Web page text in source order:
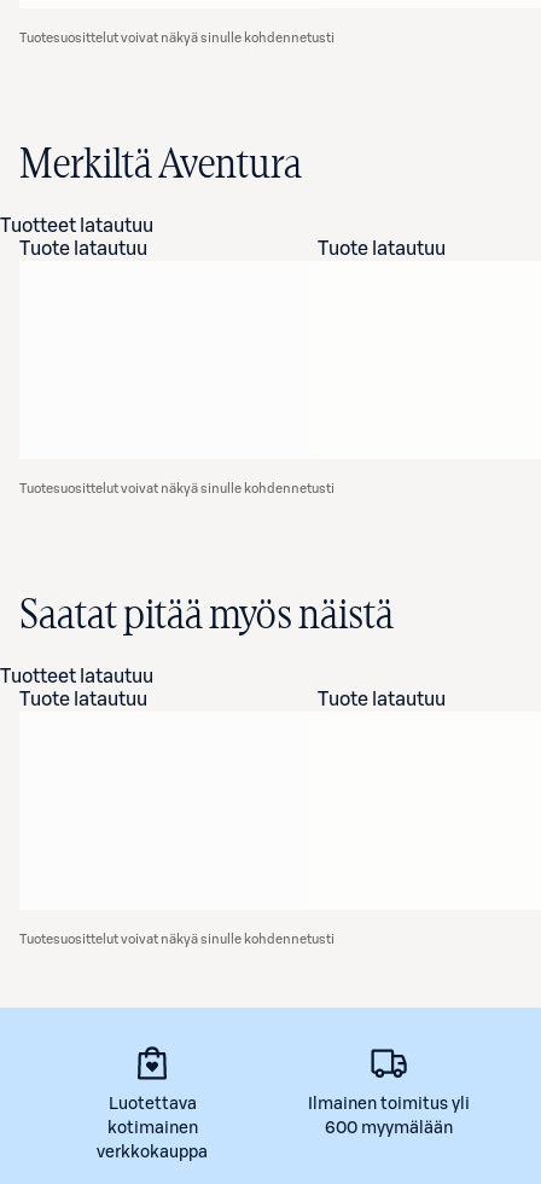
Tuotesuosittelut voivat näkyä sinulle kohdennetusti
Merkiltä Aventura
Tuotteet latautuu
Tuote latautuu
Tuote latautuu
Tuotesuosittelut voivat näkyä sinulle kohdennetusti
Saatat pitää myös näistä
Tuotteet latautuu
Tuote latautuu
Tuote latautuu
Tuotesuosittelut voivat näkyä sinulle kohdennetusti
Luotettava
kotimainen
verkkokauppa
Ilmainen toimitus yli
600 myymälään